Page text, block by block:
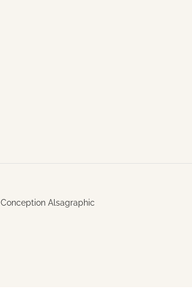
Conception Alsagraphic